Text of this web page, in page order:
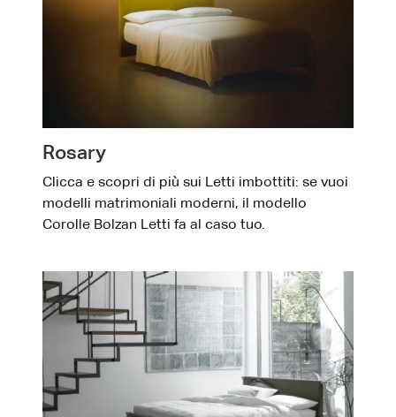
Rosary
Clicca e scopri di più sui Letti imbottiti: se vuoi
modelli matrimoniali moderni, il modello
Corolle Bolzan Letti fa al caso tuo.